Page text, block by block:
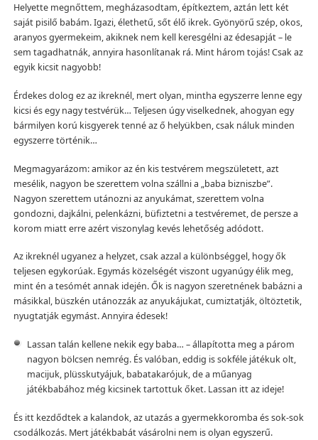
Helyette megnőttem, megházasodtam, építkeztem, aztán lett két
saját pisilő babám. Igazi, élethetű, sőt élő ikrek. Gyönyörű szép, okos,
aranyos gyermekeim, akiknek nem kell keresgélni az édesapját – le
sem tagadhatnák, annyira hasonlítanak rá. Mint három tojás! Csak az
egyik kicsit nagyobb!
Érdekes dolog ez az ikreknél, mert olyan, mintha egyszerre lenne egy
kicsi és egy nagy testvérük… Teljesen úgy viselkednek, ahogyan egy
bármilyen korú kisgyerek tenné az ő helyükben, csak náluk minden
egyszerre történik…
Megmagyarázom: amikor az én kis testvérem megszületett, azt
mesélik, nagyon be szerettem volna szállni a „baba bizniszbe”.
Nagyon szerettem utánozni az anyukámat, szerettem volna
gondozni, dajkálni, pelenkázni, büfiztetni a testvéremet, de persze a
korom miatt erre azért viszonylag kevés lehetőség adódott.
Az ikreknél ugyanez a helyzet, csak azzal a különbséggel, hogy ők
teljesen egykorúak. Egymás közelségét viszont ugyanúgy élik meg,
mint én a tesómét annak idején. Ők is nagyon szeretnének babázni a
másikkal, büszkén utánozzák az anyukájukat, cumiztatják, öltöztetik,
nyugtatják egymást. Annyira édesek!
Lassan talán kellene nekik egy baba… – állapította meg a párom
nagyon bölcsen nemrég. És valóban, eddig is sokféle játékuk olt,
macijuk, plüsskutyájuk, babatakarójuk, de a műanyag
játékbabához még kicsinek tartottuk őket. Lassan itt az ideje!
És itt kezdődtek a kalandok, az utazás a gyermekkoromba és sok-sok
csodálkozás. Mert játékbabát vásárolni nem is olyan egyszerű.